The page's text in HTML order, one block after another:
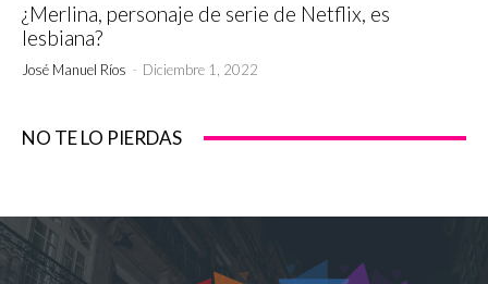
¿Merlina, personaje de serie de Netflix, es
lesbiana?
José Manuel Ríos - Diciembre 1, 2022
NO TE LO PIERDAS